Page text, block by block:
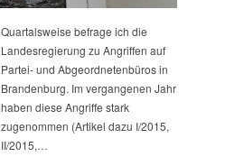
Quartalsweise befrage ich die
Landesregierung zu Angriffen auf
Partei- und Abgeordnetenbüros in
Brandenburg. Im vergangenen Jahr
haben diese Angriffe stark
zugenommen (Artikel dazu I/2015,
II/2015,…